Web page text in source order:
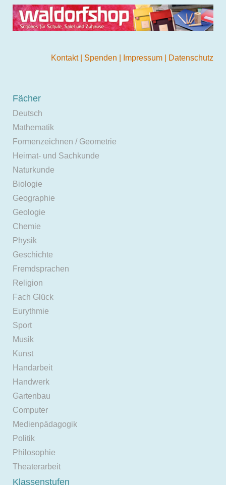
Kontakt Spenden Impressum Datenschutz
Fächer
Deutsch
Mathematik
Formenzeichnen / Geometrie
Heimat- und Sachkunde
Naturkunde
Biologie
Geographie
Geologie
Chemie
Physik
Geschichte
Fremdsprachen
Religion
Fach Glück
Eurythmie
Sport
Musik
Kunst
Handarbeit
Handwerk
Gartenbau
Computer
Medienpädagogik
Politik
Philosophie
Theaterarbeit
Klassenstufen